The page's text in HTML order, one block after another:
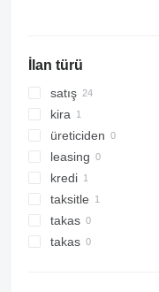
İlan türü
satış
kira
üreticiden
leasing
kredi
taksitle
takas
takas